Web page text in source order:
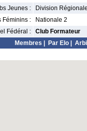
Jeunes :
Division
Féminins :
Nationale 2
Fédéral :
Club Formateur
Membres
Par Elo